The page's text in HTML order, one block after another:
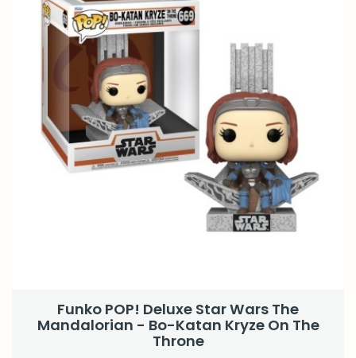
Funko POP! Deluxe Star Wars The
Mandalorian - Bo-Katan Kryze On The
Throne